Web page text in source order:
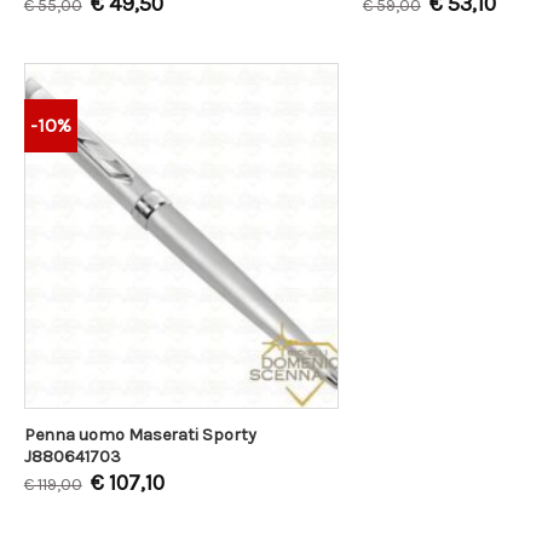
€55,00
€59,00
-10%
Penna uomo Maserati Sporty
J880641703
€119,00 €107,10